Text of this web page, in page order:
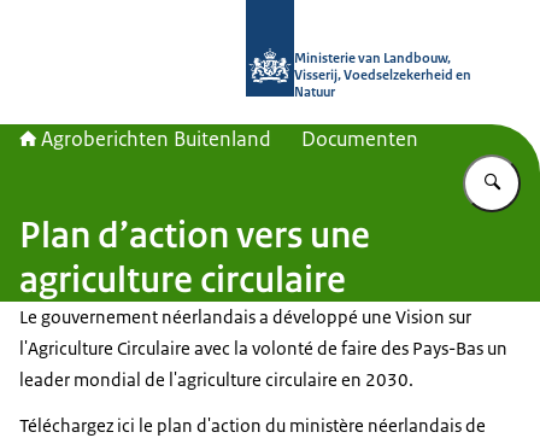
Ministerie van Landbouw,
Visserij, Voedselzekerheid en
Natuur
Agroberichten Buitenland Documenten
Plan d’action vers une
agriculture circulaire
Le gouvernement néerlandais a développé une Vision sur
l'Agriculture Circulaire avec la volonté de faire des Pays-Bas un
leader mondial de l'agriculture circulaire en 2030.
Téléchargez ici le plan d'action du ministère néerlandais de